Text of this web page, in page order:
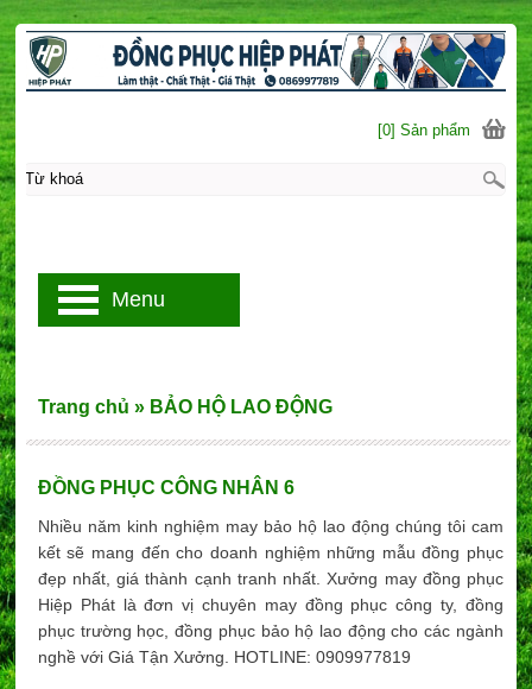
ĐỒNG PHỤC CÔNG NHÂN 6
Nhiều năm kinh nghiệm may bảo hộ lao động chúng tôi cam
kết sẽ mang đến cho doanh nghiệm những mẫu đồng phục
đẹp nhất, giá thành cạnh tranh nhất. Xưởng may đồng phục
Hiệp Phát là đơn vị chuyên may đồng phục công ty, đồng
phục trường học, đồng phục bảo hộ lao động cho các ngành
nghề với Giá Tận Xưởng. HOTLINE: 0909977819
Trang chủ » BẢO HỘ LAO ĐỘNG
[0] Sản phẩm
Menu